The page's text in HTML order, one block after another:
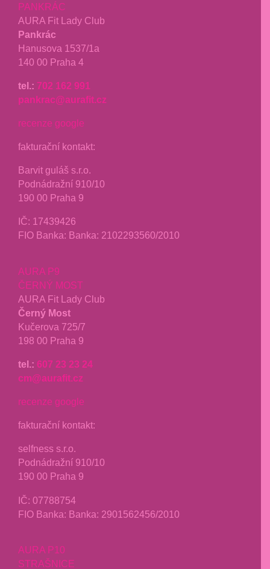
PANKRÁC
AURA Fit Lady Club
Pankrác
Hanusova 1537/1a
140 00 Praha 4
tel.: 702 162 991
pankrac@aurafit.cz
recenze google
fakturační kontakt:
Barvit guláš s.r.o.
Podnádražní 910/10
190 00 Praha 9
IČ: 17439426
FIO Banka: Banka: 2102293560/2010
AURA P9
ČERNÝ MOST
AURA Fit Lady Club
Černý Most
Kučerova 725/7
198 00 Praha 9
tel.: 607 23 23 24
cm@aurafit.cz
recenze google
fakturační kontakt:
selfness s.r.o.
Podnádražní 910/10
190 00 Praha 9
IČ: 07788754
FIO Banka: Banka: 2901562456/2010
AURA P10
STRAŠNICE